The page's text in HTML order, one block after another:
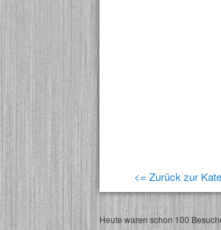
<= Zurück zur
Heute waren schon 100